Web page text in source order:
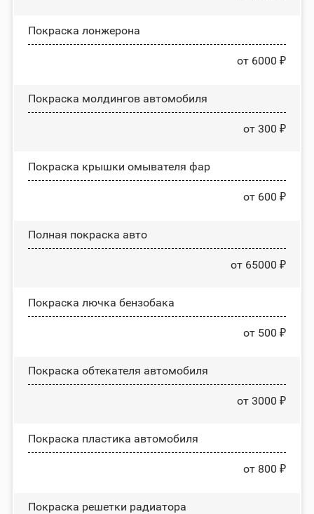
Покраска лонжерона
от 6000 ₽
Покраска молдингов автомобиля
от 300 ₽
Покраска крышки омывателя фар
от 600 ₽
Полная покраска авто
от 65000 ₽
Покраска лючка бензобака
от 500 ₽
Покраска обтекателя автомобиля
от 3000 ₽
Покраска пластика автомобиля
от 800 ₽
Покраска решетки радиатора